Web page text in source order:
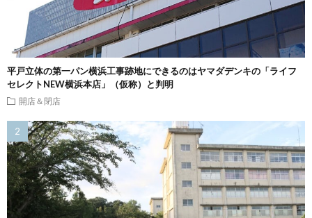
平戸立体の第一パン横浜工事跡地にできるのはヤマダデンキの「ライフ
セレクトNEW横浜本店」（仮称）と判明
開店＆閉店